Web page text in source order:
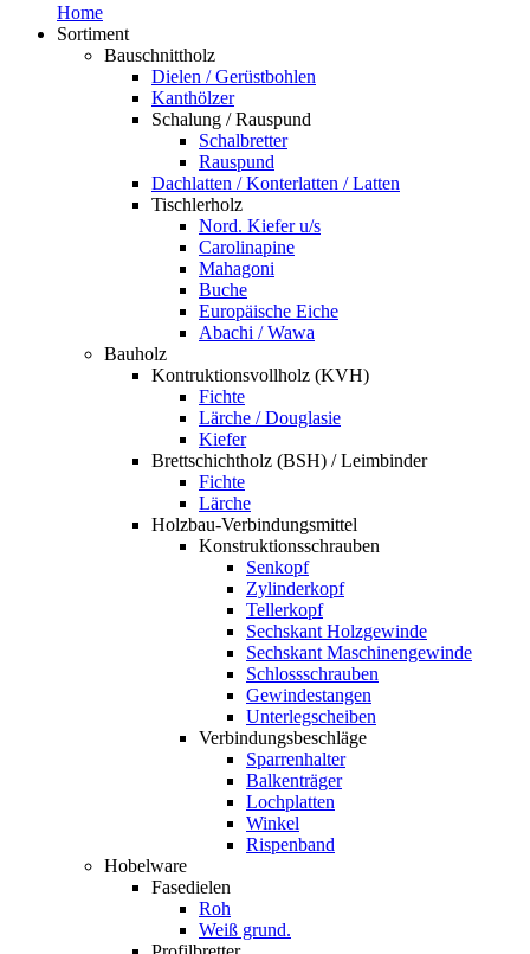
Home
Sortiment
Bauschnittholz
Dielen / Gerüstbohlen
Kanthölzer
Schalung / Rauspund
Schalbretter
Rauspund
Dachlatten / Konterlatten / Latten
Tischlerholz
Nord. Kiefer u/s
Carolinapine
Mahagoni
Buche
Europäische Eiche
Abachi / Wawa
Bauholz
Kontruktionsvollholz (KVH)
Fichte
Lärche / Douglasie
Kiefer
Brettschichtholz (BSH) / Leimbinder
Fichte
Lärche
Holzbau-Verbindungsmittel
Konstruktionsschrauben
Senkopf
Zylinderkopf
Tellerkopf
Sechskant Holzgewinde
Sechskant Maschinengewinde
Schlossschrauben
Gewindestangen
Unterlegscheiben
Verbindungsbeschläge
Sparrenhalter
Balkenträger
Lochplatten
Winkel
Rispenband
Hobelware
Fasedielen
Roh
Weiß grund.